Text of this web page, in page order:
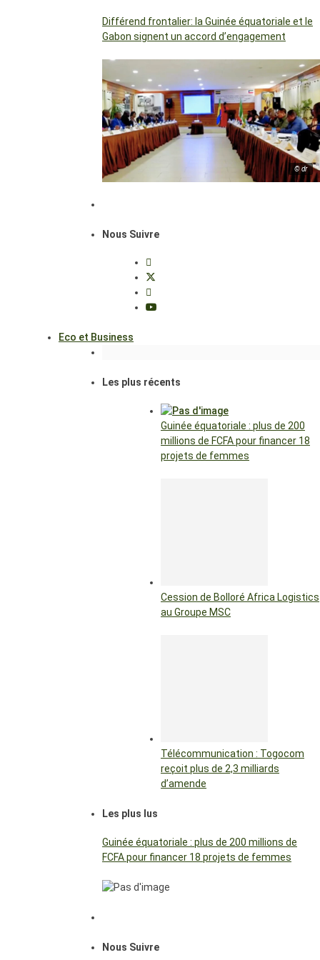
Différend frontalier: la Guinée équatoriale et le
Gabon signent un accord d’engagement
© dr
Nous Suivre
Eco et Business
Les plus récents
Guinée équatoriale : plus de 200
millions de FCFA pour financer 18
projets de femmes
Cession de Bolloré Africa Logistics
au Groupe MSC
Télécommunication : Togocom
reçoit plus de 2,3 milliards
d’amende
Les plus lus
Guinée équatoriale : plus de 200 millions de
FCFA pour financer 18 projets de femmes
Nous Suivre